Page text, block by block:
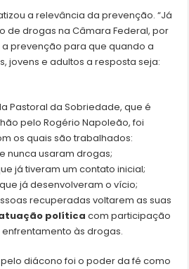
a relevância da prevenção. “Já
de drogas na Câmara Federal, por
prevenção para que quando a
jovens e adultos a resposta seja:
Pastoral da Sobriedade, que é
pelo Rogério Napoleão, foi
os quais são trabalhados:
nunca usaram drogas;
já tiveram um contato inicial;
já desenvolveram o vício;
recuperadas voltarem as suas
política com participação
às drogas.
diácono foi o poder da fé como